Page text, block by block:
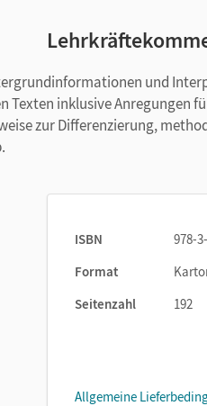
und
Texten inklusive Anregungen
zur Differenzierung,
ISBN
978-
Format
Seitenzahl
192
Allgemeine